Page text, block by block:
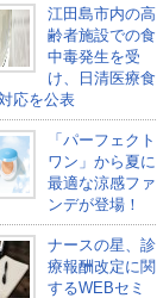
江田島市内の高
齢者施設での食
中毒発生を受
け、日清医療食
応を公表
「パーフェクト
ワン」から夏に
最適な涼感ファ
ンデが登場！
ナースの星、診
療報酬改定に関
するWEBセミ